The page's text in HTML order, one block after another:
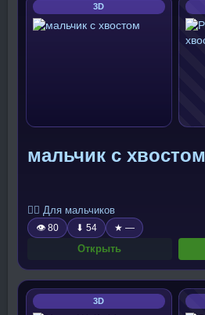
3D
мальчик с хвостом
🧍‍♂️ Для мальчиков
👁 80 ⬇ 54 ★ —
Открыть
3D